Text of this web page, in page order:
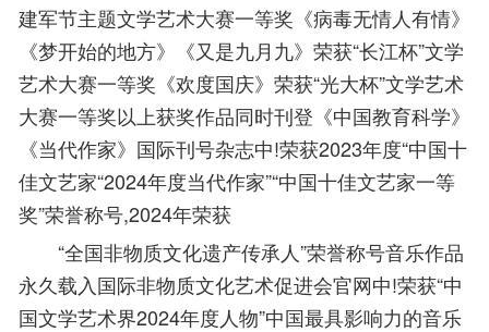
建军节主题文学艺术大赛一等奖《病毒无情人有情》
《梦开始的地方》《又是九月九》荣获“长江杯”文学
艺术大赛一等奖《欢度国庆》荣获“光大杯”文学艺术
大赛一等奖以上获奖作品同时刊登《中国教育科学》
《当代作家》国际刊号杂志中!荣获2023年度“中国十
佳文艺家“2024年度当代作家”“中国十佳文艺家一等
奖”荣誉称号,2024年荣获
“全国非物质文化遗产传承人”荣誉称号音乐作品
永久载入国际非物质文化艺术促进会官网中!荣获“中
国文学艺术界2024年度人物”中国最具影响力的音乐